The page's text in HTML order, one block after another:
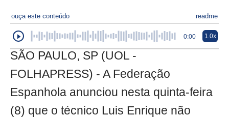
ouça este conteúdo readme
0:00 1.0x
SÃO PAULO, SP (UOL -
FOLHAPRESS) - A Federação
Espanhola anunciou nesta quinta-feira
(8) que o técnico Luis Enrique não